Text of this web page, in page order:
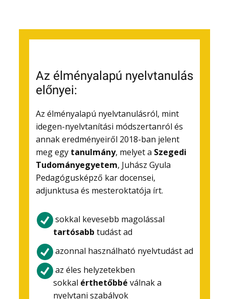
Az élményalapú nyelvtanulás
előnyei:
Az élményalapú nyelvtanulásról, mint
idegen-nyelvtanítási módszertanról és
annak eredményeiről 2018-ban jelent
meg egy tanulmány, melyet a Szegedi
Tudományegyetem, Juhász Gyula
Pedagógusképző kar docensei,
adjunktusa és mesteroktatója írt.
sokkal kevesebb magolással
tartósabb tudást ad
azonnal használható nyelvtudást ad
az éles helyzetekben
sokkal érthetőbbé válnak a
nyelvtani szabályok